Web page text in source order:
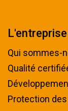
L'entreprise
Qui sommes-
Qualité
Protection